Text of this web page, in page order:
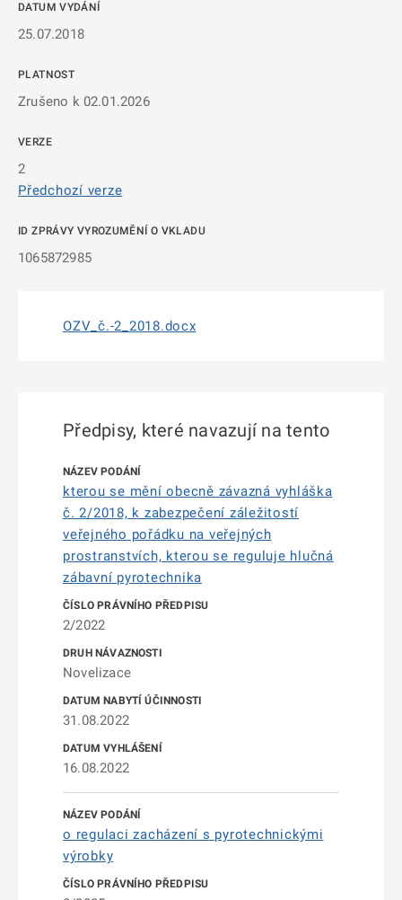
DATUM VYDÁNÍ
25.07.2018
PLATNOST
Zrušeno k 02.01.2026
VERZE
2
Předchozí verze
ID ZPRÁVY VYROZUMĚNÍ O VKLADU
1065872985
OZV_č.-2_2018.docx
Předpisy, které navazují na tento
kterou se mění obecně závazná vyhláška
č. 2/2018, k zabezpečení záležitostí
veřejného pořádku na veřejných
prostranstvích, kterou se reguluje hlučná
zábavní pyrotechnika
2/2022
Novelizace
31.08.2022
16.08.2022
o regulaci zacházení s pyrotechnickými
výrobky